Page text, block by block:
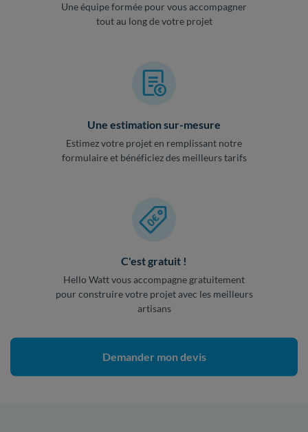
Une équipe formée pour vous accompagner
tout au long de votre projet
Une estimation sur-mesure
Estimez votre projet en remplissant notre
formulaire et bénéficiez des meilleurs tarifs
C'est gratuit !
Hello Watt vous accompagne gratuitement
pour construire votre projet avec les meilleurs
artisans
Demander mon devis